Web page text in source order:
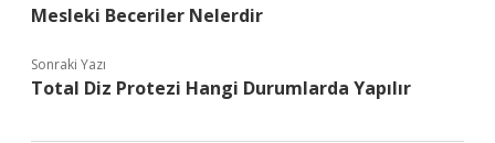
Mesleki Beceriler Nelerdir
Sonraki Yazı
Total Diz Protezi Hangi Durumlarda Yapılır